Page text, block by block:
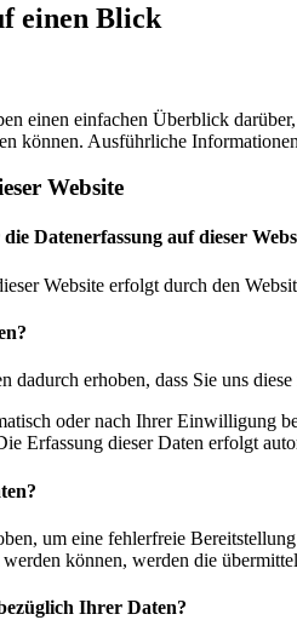
einen Blick
einen einfachen Überblick
können. Ausführliche
Website
Datenerfassung auf dieser
Website erfolgt durch den
dadurch erhoben, dass Sie uns
oder nach Ihrer Einwilligung
Erfassung dieser Daten erfolgt
um eine fehlerfreie
werden können, werden die
Ihrer Daten?